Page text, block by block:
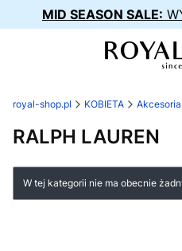
MID SEASON SALE:
royal-shop.pl KOBIETA Akcesoria
RALPH LAUREN
Lista produktów
W tej kategorii nie ma obecnie